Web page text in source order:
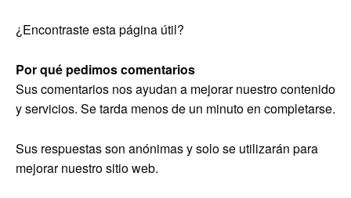
¿Encontraste esta página útil?
Por qué pedimos comentarios
Sus comentarios nos ayudan a mejorar nuestro contenido
y servicios. Se tarda menos de un minuto en completarse.
Sus respuestas son anónimas y solo se utilizarán para
mejorar nuestro sitio web.